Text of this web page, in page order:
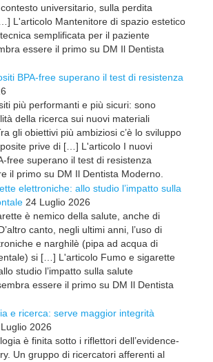
universitario, sulla perdita
L'articolo Mantenitore di spazio estetico
semplificata per il paziente
essere il primo su DM Il Dentista
BPA-free superano il test di resistenza
più performanti e più sicuri: sono
della ricerca sui nuovi materiali
gli obiettivi più ambiziosi c’è lo sviluppo
prive di […] L'articolo I nuovi
free superano il test di resistenza
il primo su DM Il Dentista Moderno.
elettroniche: allo studio l’impatto sulla
24 Luglio 2026
è nemico della salute, anche di
canto, negli ultimi anni, l’uso di
e narghilè (pipa ad acqua di
si […] L'articolo Fumo e sigarette
studio l’impatto sulla salute
essere il primo su DM Il Dentista
e ricerca: serve maggior integrità
2026
è finita sotto i riflettori dell’evidence-
Un gruppo di ricercatori afferenti al